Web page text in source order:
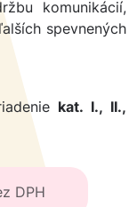
komunikácií,
spevnených
kat. I., II.,
DPH